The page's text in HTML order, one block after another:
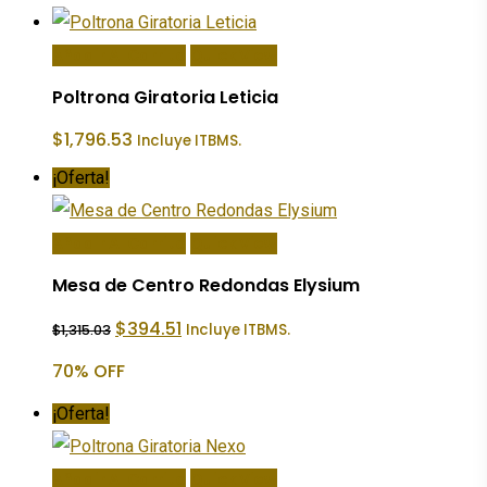
Poltrona Giratoria Leticia
$1,796.53 Incluye ITBMS.
¡Oferta!
Mesa de Centro Redondas Elysium
$1,315.03 El
precio
era:
$394.51 El
precio
Incluye ITBMS.
70% OFF
¡Oferta!